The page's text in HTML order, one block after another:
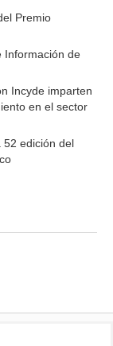
Premio
Información de
Incyde imparten
en el sector
52 edición del